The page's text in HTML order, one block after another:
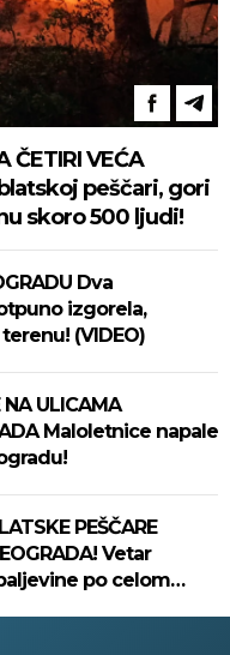
ČETIRI VEĆA
peščari, gori
skoro 500 ljudi!
Dva
izgorela,
(VIDEO)
NA ULICAMA
Maloletnice napale
PEŠČARE
Vetar
po celom